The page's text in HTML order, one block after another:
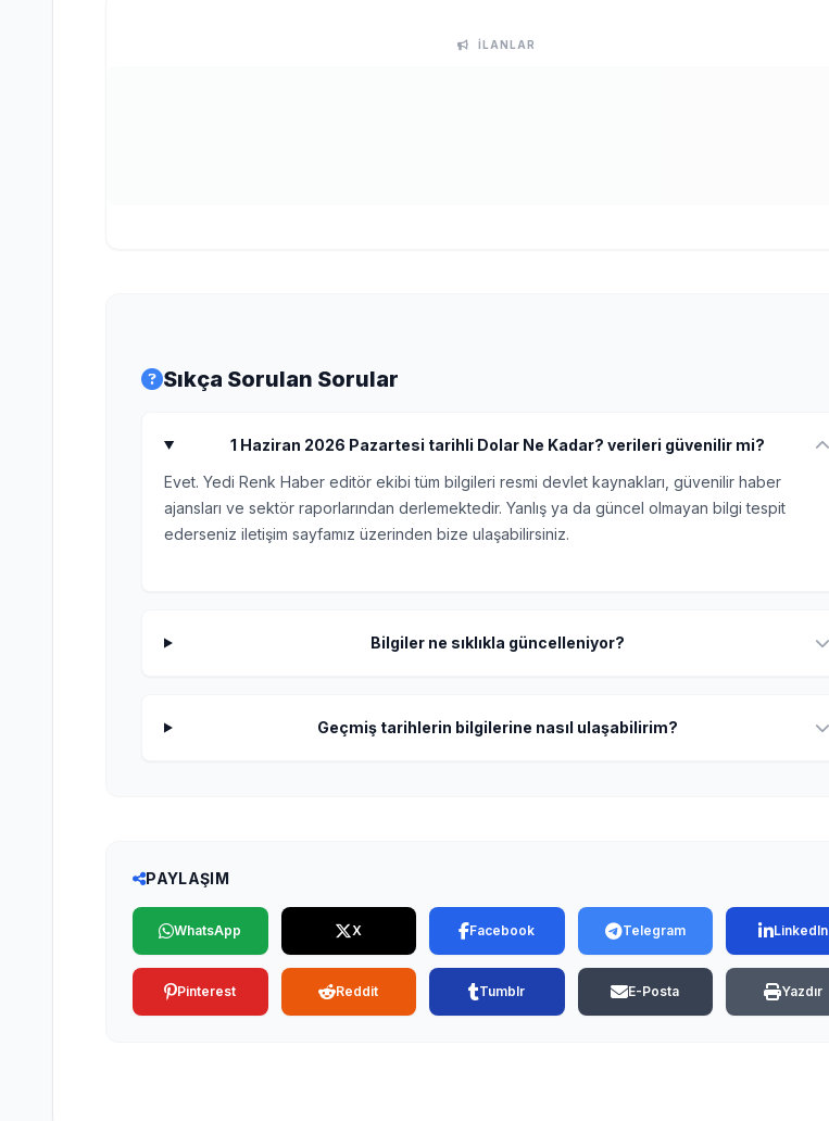
İLANLAR
Sıkça Sorulan Sorular
1 Haziran 2026 Pazartesi tarihli Dolar Ne Kadar? verileri güvenilir mi?
Evet. Yedi Renk Haber editör ekibi tüm bilgileri resmi devlet kaynakları, güvenilir haber
ajansları ve sektör raporlarından derlemektedir. Yanlış ya da güncel olmayan bilgi tespit
ederseniz iletişim sayfamız üzerinden bize ulaşabilirsiniz.
Bilgiler ne sıklıkla güncelleniyor?
Geçmiş tarihlerin bilgilerine nasıl ulaşabilirim?
PAYLAŞIM
WhatsApp X Facebook Telegram LinkedIn
Pinterest Reddit Tumblr E-Posta Yazdır